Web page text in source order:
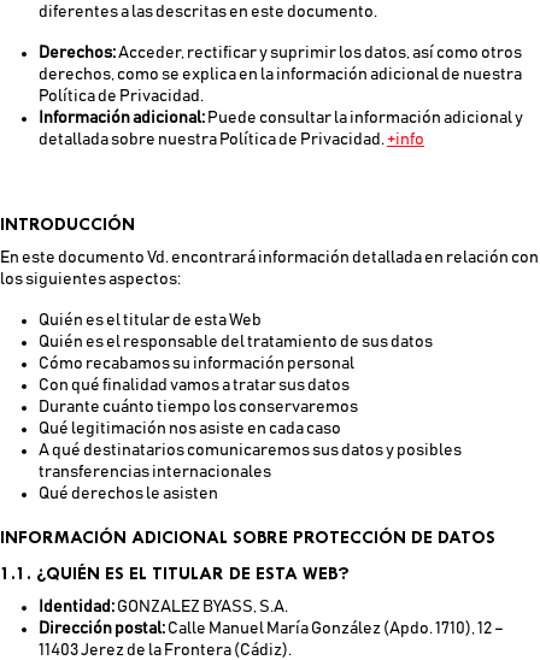
diferentes a las descritas en este documento.
Derechos:Acceder, rectificar y suprimir los datos, así como otros
derechos, como se explica en la información adicional de nuestra
Política de Privacidad.
Información adicional: Puede consultar la información adicional y
detallada sobre nuestra Política de Privacidad. +info
INTRODUCCIÓN
En este documento Vd. encontrará información detallada en relación con
los siguientes aspectos:
Quién es el titular de esta Web
Quién es el responsable del tratamiento de sus datos
Cómo recabamos su información personal
Con qué finalidad vamos a tratar sus datos
Durante cuánto tiempo los conservaremos
Qué legitimación nos asiste en cada caso
A qué destinatarios comunicaremos sus datos y posibles
transferencias internacionales
Qué derechos le asisten
INFORMACIÓN ADICIONAL SOBRE PROTECCIÓN DE DATOS
1.1. ¿QUIÉN ES EL TITULAR DE ESTA WEB?
Identidad: GONZALEZ BYASS, S.A.
Dirección postal: Calle Manuel María González (Apdo. 1710), 12 –
11403 Jerez de la Frontera (Cádiz).